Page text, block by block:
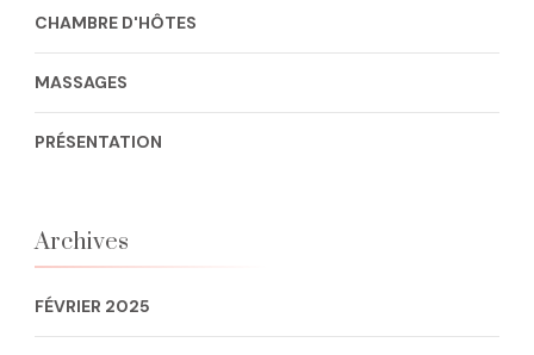
CHAMBRE D'HÔTES
MASSAGES
PRÉSENTATION
Archives
FÉVRIER 2025